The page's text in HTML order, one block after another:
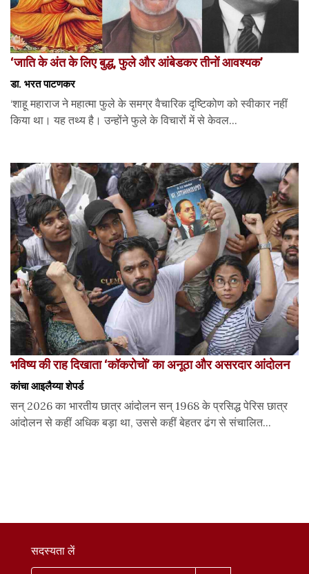
‘जाति के अंत के लिए बुद्ध, फुले और आंबेडकर तीनों आवश्यक’
डा. भरत पाटणकर
‘शाहू महाराज ने महात्मा फुले के समग्र वैचारिक दृष्टिकोण को स्वीकार नहीं
किया था। यह तथ्य है। उन्होंने फुले के विचारों में से केवल...
भविष्य की राह दिखाता ‘कॉकरोचों’ का अनूठा और असरदार आंदोलन
कांचा आइलैय्या शेपर्ड
सन् 2026 का भारतीय छात्र आंदोलन सन् 1968 के प्रसिद्ध पेरिस छात्र
आंदोलन से कहीं अधिक बड़ा था, उससे कहीं बेहतर ढंग से संचालित...
सदस्यता लें